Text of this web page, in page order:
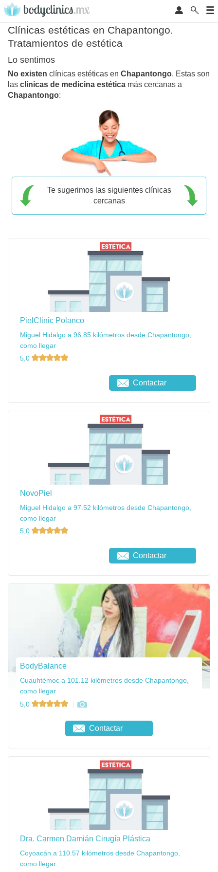
Clínicas estéticas en Chapantongo.
Tratamientos de estética
Lo sentimos
No existen clínicas estéticas en Chapantongo. Estas son
las clínicas de medicina estética más cercanas a
Chapantongo:
Te sugerimos las siguientes clínicas
cercanas
PielClinic Polanco
Miguel Hidalgo a 96.85 kilómetros desde Chapantongo,
como llegar
5,0
Contactar
NovoPiel
Miguel Hidalgo a 97.52 kilómetros desde Chapantongo,
como llegar
5,0
Contactar
BodyBalance
Cuauhtémoc a 101.12 kilómetros desde Chapantongo,
como llegar
5,0
Contactar
Dra. Carmen Damián Cirugía Plástica
Coyoacán a 110.57 kilómetros desde Chapantongo,
como llegar